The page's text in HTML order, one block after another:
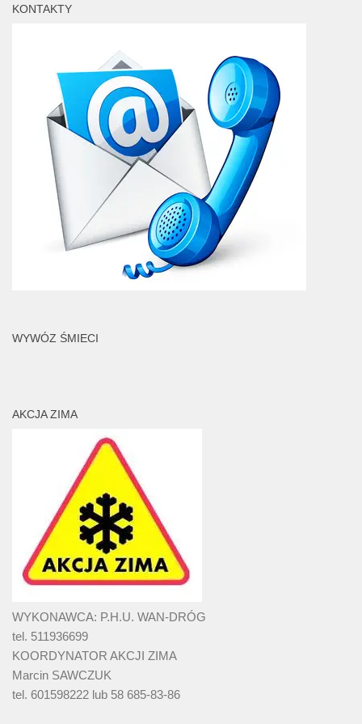
KONTAKTY
WYWÓZ ŚMIECI
AKCJA ZIMA
WYKONAWCA: P.H.U. WAN-DRÓG
tel. 511936699
KOORDYNATOR AKCJI ZIMA
Marcin SAWCZUK
tel. 601598222 lub 58 685-83-86